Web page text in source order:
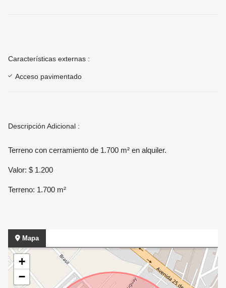
Características externas :
Acceso pavimentado
Descripción Adicional :
Terreno con cerramiento de 1.700 m² en alquiler.
Valor: $ 1.200
Terreno: 1.700 m²
Mapa
+
−